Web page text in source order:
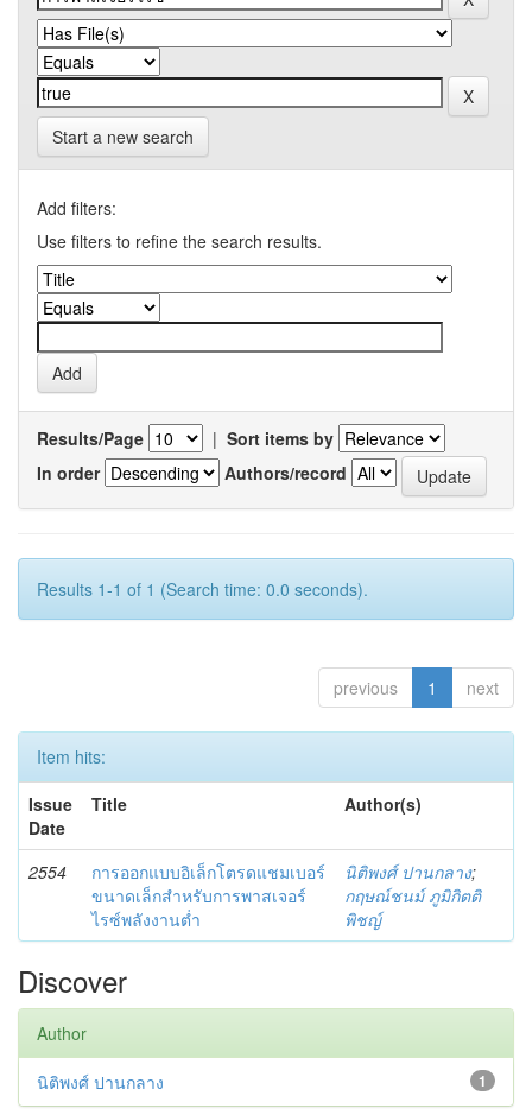
Start a new search
Add filters:
Use filters to refine the search results.
Results/Page | Sort items by
In order
Authors/record
Results 1-1 of 1 (Search time: 0.0 seconds).
previous 1 next
Item hits:
Issue
Date
Title Author(s)
2554
การออกแบบอิเล็กโตรดแชมเบอร์
ขนาดเล็กสำหรับการพาสเจอร์
ไรซ์พลังงานต่ำ
นิติพงศ์ ปานกลาง;
กฤษณ์ชนม์ ภูมิกิตติ
พิชญ์
Discover
Author
1
นิติพงศ์ ปานกลาง